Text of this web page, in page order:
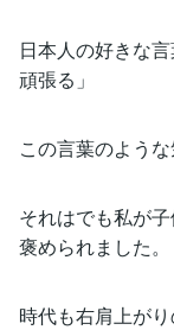
日本人の好きな
頑張る」
この言葉のような
それはでも私が
褒められました。
時代も右肩上が